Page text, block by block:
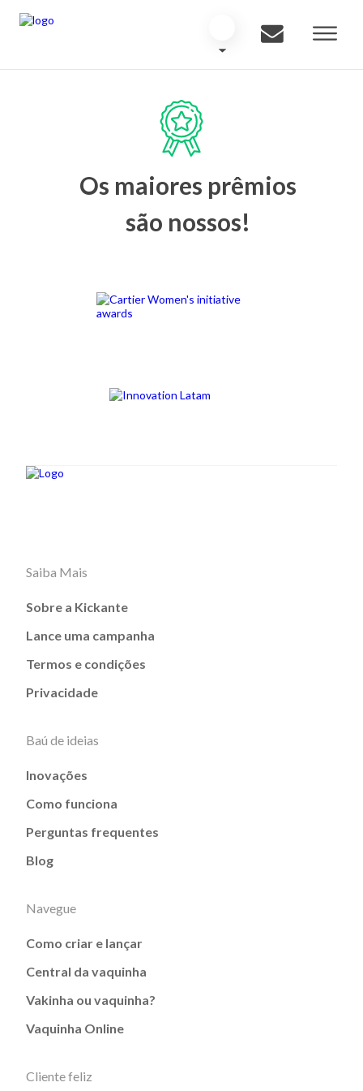
Os maiores prêmios
são nossos!
Saiba Mais
Sobre a Kickante
Lance uma campanha
Termos e condições
Privacidade
Baú de ideias
Inovações
Como funciona
Perguntas frequentes
Blog
Navegue
Como criar e lançar
Central da vaquinha
Vakinha ou vaquinha?
Vaquinha Online
Cliente feliz